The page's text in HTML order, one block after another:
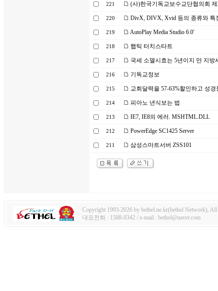
221 (사)한국기독교보수교단협의회
220 DivX, DIVX, Xvid 등의 종류와 특
219 AutoPlay Media Studio 6.0'
218 햅틱 터치스타트
217 국세 소멸시효는 5년이지 만 지방
216 기독교정보
215 교회달력을 57-63%할인하고 성
214 피아노 년식보는 법
213 IE7, IE8의 에러. MSHTML.DLL
212 PowerEdge SC1425 Server
211 삼성스마트서버 ZSS101
Copyright 1993-2026 by bethel.ne.kr(bethel Network), All
대표전화 : 1588-0342 / e-mail : bethel@naver.com